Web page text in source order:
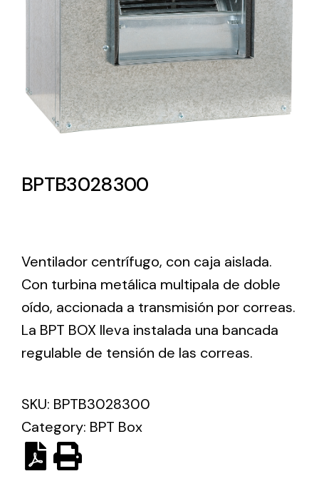
Lighting and Electrical
Equipment
Complete solutions in lighting and electrical
material for each project and need
ventilación industriales
meant a greater offer of ventilation products for
different uses
BPTB3028300
Ventilador centrífugo, con caja aislada.
Con turbina metálica multipala de doble
oído, accionada a transmisión por correas.
La BPT BOX lleva instalada una bancada
regulable de tensión de las correas.
SKU: BPTB3028300
Category: BPT Box